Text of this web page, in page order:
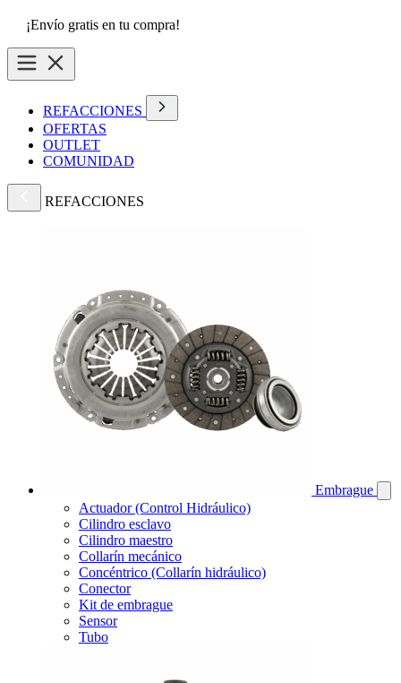
¡Envío gratis en tu compra!
REFACCIONES
OFERTAS
OUTLET
COMUNIDAD
REFACCIONES
Embrague
Actuador (Control Hidráulico)
Cilindro esclavo
Cilindro maestro
Collarín mecánico
Concéntrico (Collarín hidráulico)
Conector
Kit de embrague
Sensor
Tubo